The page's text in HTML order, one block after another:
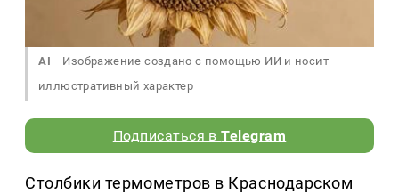
AI
Изображение создано с помощью ИИ и носит
иллюстративный характер
Подписаться вTelegram
Столбики термометров в Краснодарском